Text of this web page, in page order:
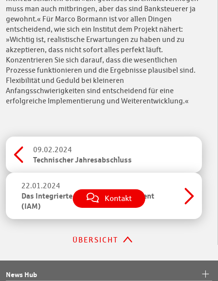
Kontakt
muss man auch mitbringen, aber das sind Banksteuerer ja
gewohnt.« Für Marco Bormann ist vor allen Dingen
entscheidend, wie sich ein Institut dem Projekt nähert:
»Wichtig ist, realistische Erwartungen zu haben und zu
akzeptieren, dass nicht sofort alles perfekt läuft.
Konzentrieren Sie sich darauf, dass die wesentlichen
Prozesse funktionieren und die Ergebnisse plausibel sind.
Flexibilität und Geduld bei kleineren
Anfangsschwierigkeiten sind entscheidend für eine
erfolgreiche Implementierung und Weiterentwicklung.«
09.02.2024
Technischer Jahresabschluss
22.01.2024
Das Integrierte Ansprachemanagement
(IAM)
ÜBERSICHT
News Hub